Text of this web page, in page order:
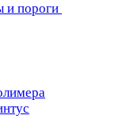
и пороги